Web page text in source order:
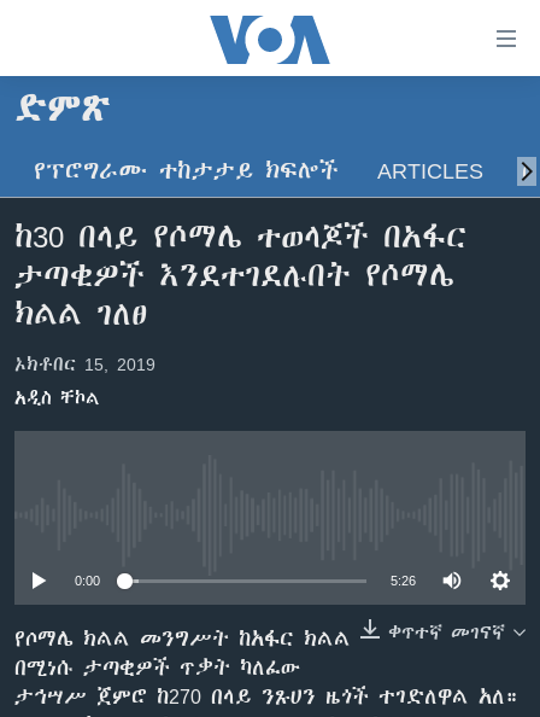
ማገናኛዎች
ዋናው
ይዘት
ወደ
ዋናው
ይዘት
እለፍ
ወደ
ዋናው
ዜና
ኢትዮጵያ
አሜሪካ
ኑሮ በጤንነት
ከምሽቱ ሦስት ሰዓት የአማርኛ ዜና
ቪዲዮ
ክምችት
ቋንቋዎች
ድምጽ
የፕሮግራሙ ተከታታይ ክፍሎች ARTICLES
ከ30 በላይ የሶማሌ ተወላጆች በአፋር
ታጣቂዎች እንደተገደሉበት የሶማሌ
ክልል ገለፀ
ኦክቶበር 15, 2019
አዲስ ቸኮል
0:00 5:26
ቀጥተኛ መገናኛ
የሶማሌ ክልል መንግሥት ከአፋር ክልል
በሚነሱ ታጣቂዎች ጥቃት ካለፈው
ታኅሣሥ ጀምሮ ከ270 በላይ ንጹሀን ዜጎች ተገድለዋል አለ።